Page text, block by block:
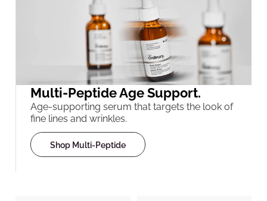
Multi-Peptide Age Support.
Age-supporting serum that targets the look of
fine lines and wrinkles.
Shop Multi-Peptide